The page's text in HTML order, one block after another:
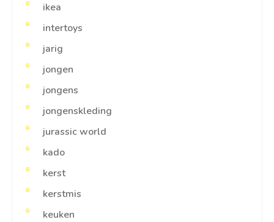
ikea
intertoys
jarig
jongen
jongens
jongenskleding
jurassic world
kado
kerst
kerstmis
keuken